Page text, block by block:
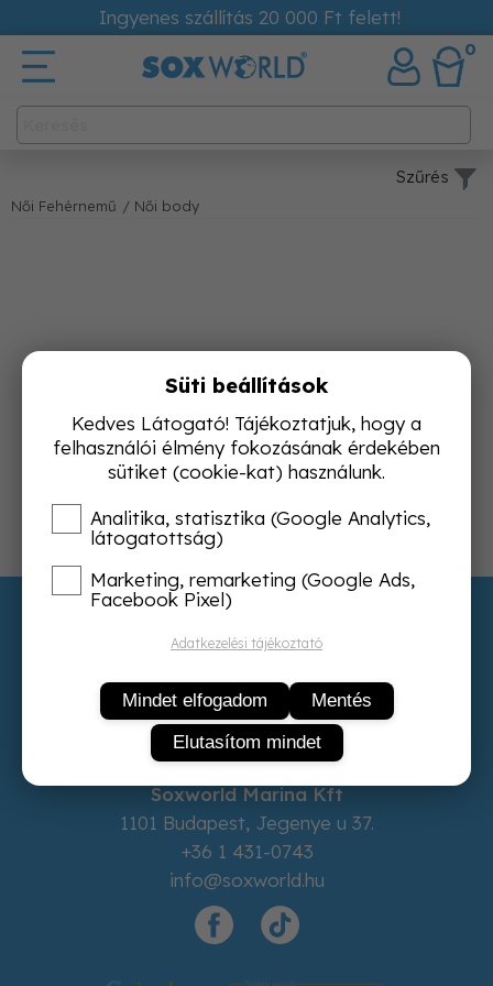
Ingyenes szállítás 20 000 Ft felett!
0
Női Fehérnemű / Női body
Szűrés
Adatvédelem
ÁSZF
Rólunk
Kapcsolat
Elállás a szerződéstől
Soxworld Marina Kft
1101 Budapest, Jegenye u 37.
+36 1 431-0743
info@soxworld.hu
Süti beállítások
Kedves Látogató! Tájékoztatjuk, hogy a
felhasználói élmény fokozásának érdekében
sütiket (cookie-kat) használunk.
Analitika, statisztika (Google Analytics,
látogatottság)
Marketing, remarketing (Google Ads,
Facebook Pixel)
Adatkezelési tájékoztató
Mindet elfogadom
Mentés
Elutasítom mindet